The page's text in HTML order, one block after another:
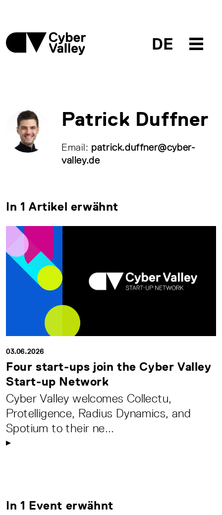
DE
Patrick Duffner
Email: patrick.duffner@cyber-
valley.de
In 1 Artikel erwähnt
03.06.2026
Four start-ups join the Cyber Valley
Start-up Network
Cyber Valley welcomes Collectu,
Protelligence, Radius Dynamics, and
Spotium to their ne...
In 1 Event erwähnt